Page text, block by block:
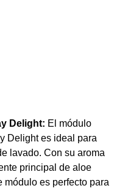
Delight: El módulo
Delight es ideal para
lavado. Con su aroma
principal de aloe
módulo es perfecto para